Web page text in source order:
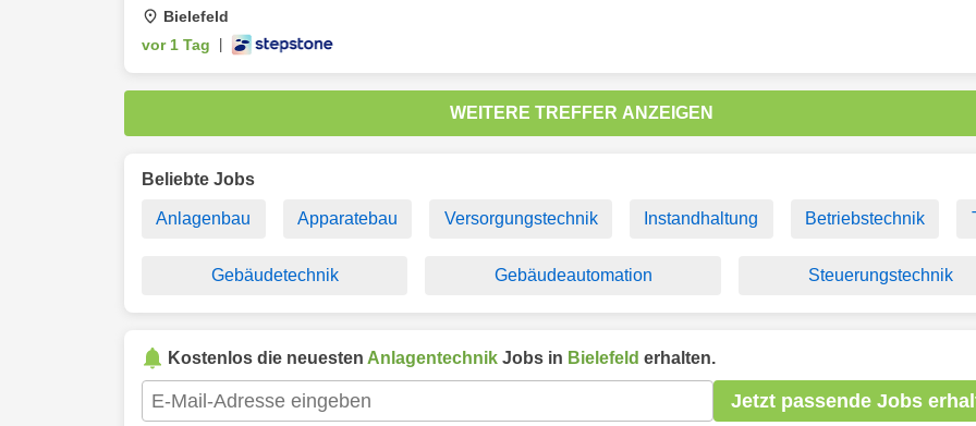
Bielefeld
vor 1 Tag
WEITERE TREFFER ANZEIGEN
Beliebte Jobs
Anlagenbau Apparatebau Versorgungstechnik Instandhaltung Betriebstechnik
Gebäudetechnik Gebäudeautomation Steuerungstechnik
Kostenlos die neuesten Anlagentechnik Jobs in Bielefeld erhalten.
Jetzt passende Jobs